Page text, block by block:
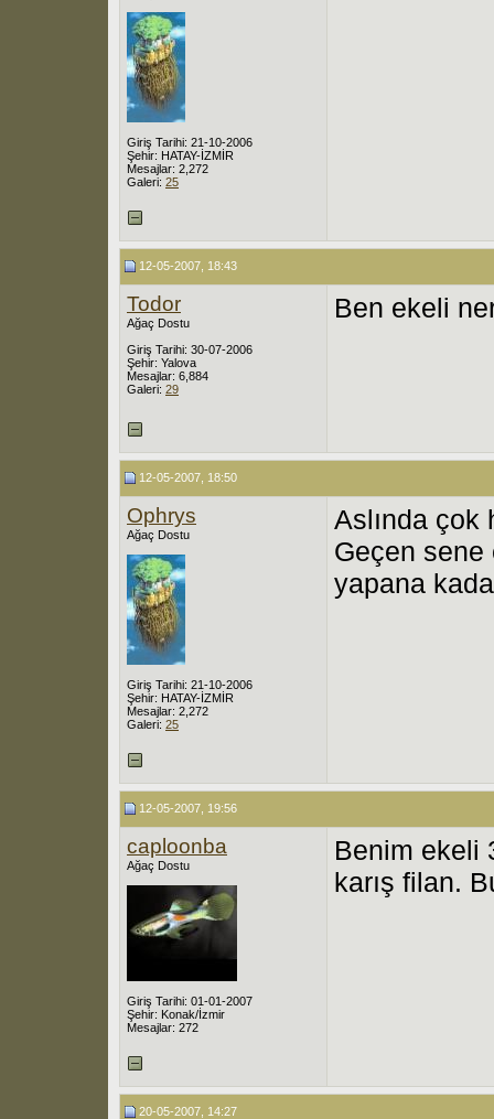
Giriş Tarihi: 21-10-2006
Şehir: HATAY-İZMİR
Mesajlar: 2,272
Galeri: 25
12-05-2007, 18:43
Todor
Ağaç Dostu
Giriş Tarihi: 30-07-2006
Şehir: Yalova
Mesajlar: 6,884
Galeri: 29
Ben ekeli
12-05-2007, 18:50
Ophrys
Ağaç Dostu
Giriş Tarihi: 21-10-2006
Şehir: HATAY-İZMİR
Mesajlar: 2,272
Galeri: 25
Aslında çok
Geçen sene
yapana
12-05-2007, 19:56
caploonba
Ağaç Dostu
Giriş Tarihi: 01-01-2007
Şehir: Konak/İzmir
Mesajlar: 272
Benim ekeli
karış filan.
20-05-2007, 14:27